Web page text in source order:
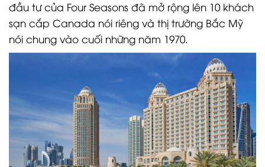
đầu tư của Four Seasons đã mở rộng lên 10 khách
sạn cắp Canada nói riêng và thị trường Bắc Mỹ
nói chung vào cuối những năm 1970.